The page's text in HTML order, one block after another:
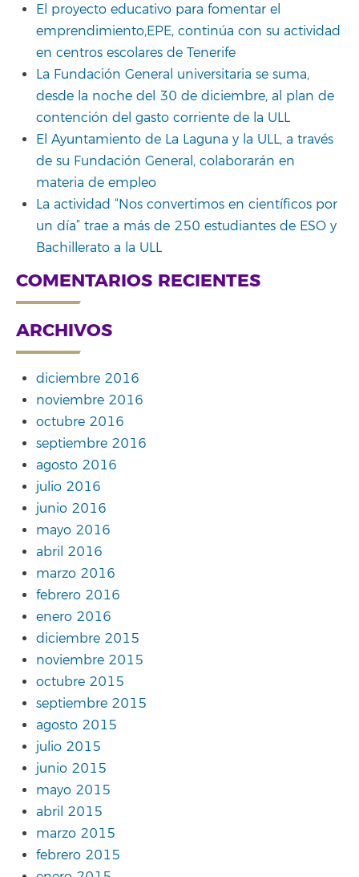
El proyecto educativo para fomentar el
emprendimiento,EPE, continúa con su actividad
en centros escolares de Tenerife
La Fundación General universitaria se suma,
desde la noche del 30 de diciembre, al plan de
contención del gasto corriente de la ULL
El Ayuntamiento de La Laguna y la ULL, a través
de su Fundación General, colaborarán en
materia de empleo
La actividad “Nos convertimos en científicos por
un día” trae a más de 250 estudiantes de ESO y
Bachillerato a la ULL
COMENTARIOS RECIENTES
ARCHIVOS
diciembre 2016
noviembre 2016
octubre 2016
septiembre 2016
agosto 2016
julio 2016
junio 2016
mayo 2016
abril 2016
marzo 2016
febrero 2016
enero 2016
diciembre 2015
noviembre 2015
octubre 2015
septiembre 2015
agosto 2015
julio 2015
junio 2015
mayo 2015
abril 2015
marzo 2015
febrero 2015